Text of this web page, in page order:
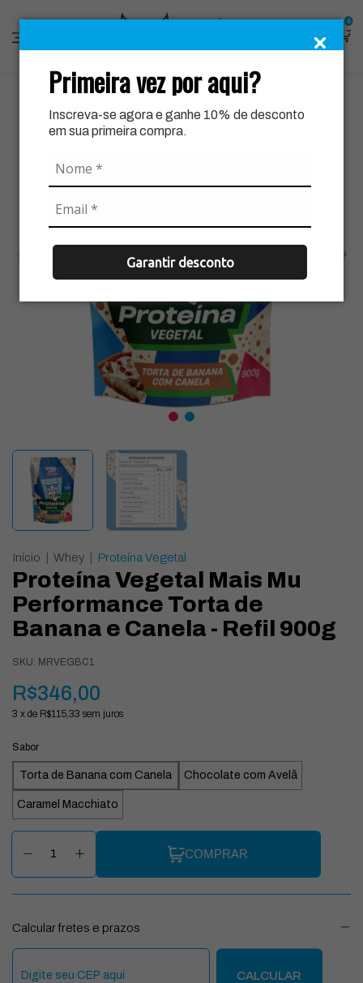
Primeira vez por aqui?
Inscreva-se agora e ganhe 10% de desconto
em sua primeira compra.
Garantir desconto
0
Início Whey Proteína Vegetal
Proteína Vegetal Mais Mu
Performance Torta de
Banana e Canela - Refil 900g
SKU: MRVEGBC1
R$346,00
3 x de R$115,33 sem juros
Sabor
Torta de Banana com Canela Chocolate com Avelã
Caramel Macchiato
COMPRAR
Calcular fretes e prazos
Entregas para o CEP:
CALCULAR